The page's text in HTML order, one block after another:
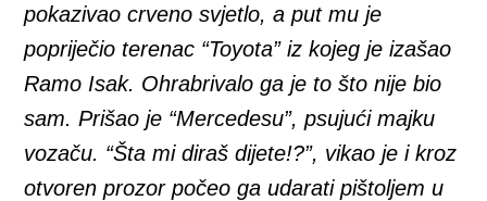
pokazivao crveno svjetlo, a put mu je
popriječio terenac “Toyota” iz kojeg je izašao
Ramo Isak. Ohrabrivalo ga je to što nije bio
sam. Prišao je “Mercedesu”, psujući majku
vozaču. “Šta mi diraš dijete!?”, vikao je i kroz
otvoren prozor počeo ga udarati pištoljem u